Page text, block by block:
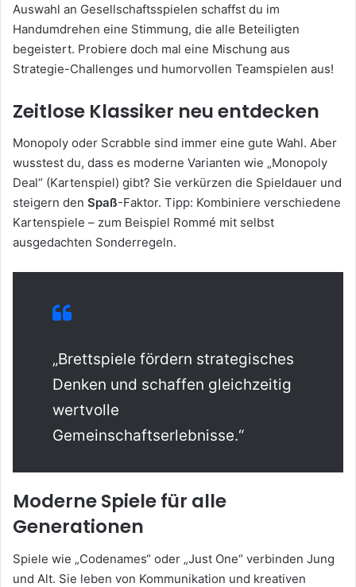
Auswahl an Gesellschaftsspielen schaffst du im
Handumdrehen eine Stimmung, die alle Beteiligten
begeistert. Probiere doch mal eine Mischung aus
Strategie-Challenges und humorvollen Teamspielen aus!
Zeitlose Klassiker neu entdecken
Monopoly oder Scrabble sind immer eine gute Wahl. Aber
wusstest du, dass es moderne Varianten wie „Monopoly
Deal“ (Kartenspiel) gibt? Sie verkürzen die Spieldauer und
steigern den Spaß-Faktor. Tipp: Kombiniere verschiedene
Kartenspiele – zum Beispiel Rommé mit selbst
ausgedachten Sonderregeln.
„Brettspiele fördern strategisches
Denken und schaffen gleichzeitig
wertvolle
Gemeinschaftserlebnisse.“
Moderne Spiele für alle
Generationen
Spiele wie „Codenames“ oder „Just One“ verbinden Jung
und Alt. Sie leben von Kommunikation und kreativen